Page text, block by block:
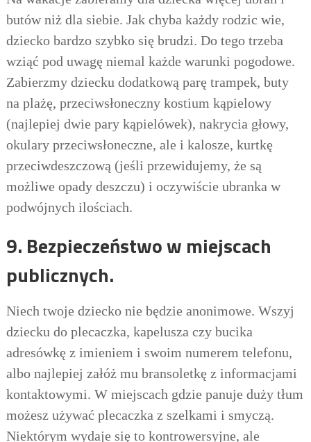
butów niż dla siebie. Jak chyba każdy rodzic wie,
dziecko bardzo szybko się brudzi. Do tego trzeba
wziąć pod uwagę niemal każde warunki pogodowe.
Zabierzmy dziecku dodatkową parę trampek, buty
na plażę, przeciwsłoneczny kostium kąpielowy
(najlepiej dwie pary kąpielówek), nakrycia głowy,
okulary przeciwsłoneczne, ale i kalosze, kurtkę
przeciwdeszczową (jeśli przewidujemy, że są
możliwe opady deszczu) i oczywiście ubranka w
podwójnych ilościach.
9. Bezpieczeństwo w miejscach
publicznych.
Niech twoje dziecko nie będzie anonimowe. Wszyj
dziecku do plecaczka, kapelusza czy bucika
adresówkę z imieniem i swoim numerem telefonu,
albo najlepiej załóż mu bransoletkę z informacjami
kontaktowymi. W miejscach gdzie panuje duży tłum
możesz używać plecaczka z szelkami i smyczą.
Niektórym wydaje się to kontrowersyjne, ale